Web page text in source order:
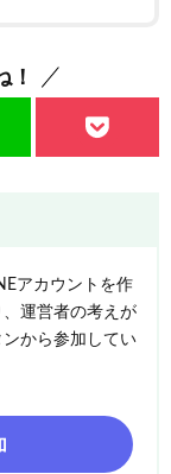
！
アカウントを作
運営者の考えが
から参加してい